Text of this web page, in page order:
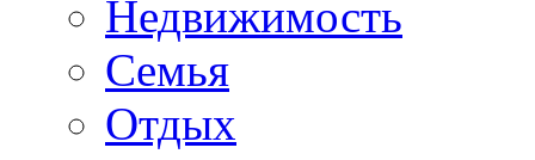
Недвижимость
Семья
Отдых